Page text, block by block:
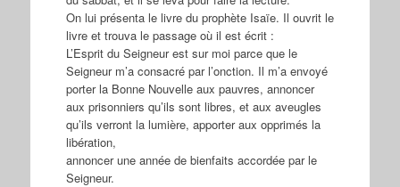
On lui présenta le livre du prophète Isaïe. Il ouvrit le
livre et trouva le passage où il est écrit :
L’Esprit du Seigneur est sur moi parce que le
Seigneur m’a consacré par l’onction. Il m’a envoyé
porter la Bonne Nouvelle aux pauvres, annoncer
aux prisonniers qu’ils sont libres, et aux aveugles
qu’ils verront la lumière, apporter aux opprimés la
libération,
annoncer une année de bienfaits accordée par le
Seigneur.